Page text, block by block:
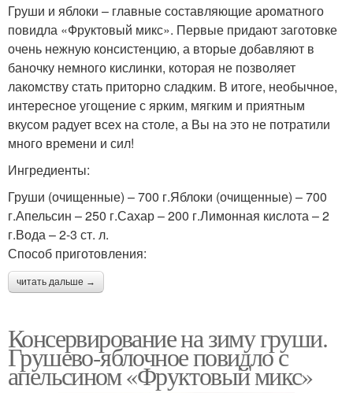
Груши и яблоки – главные составляющие ароматного
повидла «Фруктовый микс». Первые придают заготовке
очень нежную консистенцию, а вторые добавляют в
баночку немного кислинки, которая не позволяет
лакомству стать приторно сладким. В итоге, необычное,
интересное угощение с ярким, мягким и приятным
вкусом радует всех на столе, а Вы на это не потратили
много времени и сил!
Ингредиенты:
Груши (очищенные) – 700 г.Яблоки (очищенные) – 700
г.Апельсин – 250 г.Сахар – 200 г.Лимонная кислота – 2
г.Вода – 2-3 ст. л.
Способ приготовления:
читать дальше →
Консервирование на зиму груши.
Грушево-яблочное повидло с
апельсином «Фруктовый микс»